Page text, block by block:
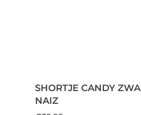
SHORTJE CANDY
NAIZ